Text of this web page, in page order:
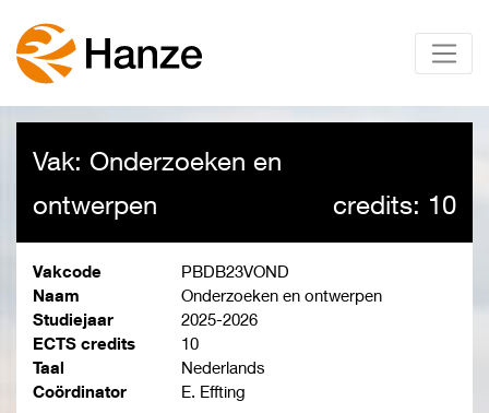
Vak: Onderzoeken en
ontwerpen
credits: 10
Vakcode
PBDB23VOND
Naam
Onderzoeken en ontwerpen
Studiejaar
2025-2026
ECTS credits
10
Taal
Nederlands
Coördinator
E. Effting